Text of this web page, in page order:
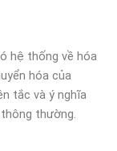
hệ thống về hóa
hóa của
tắc và ý nghĩa
thường.